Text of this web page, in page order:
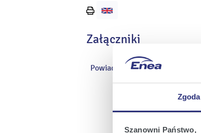
Zgoda
Szanowni Państwo,
Załączniki
Powiadomienie